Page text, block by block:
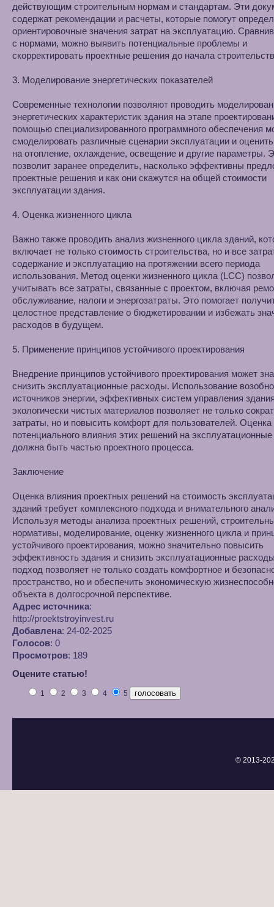
действующим строительным нормам и стандартам. Эти
содержат рекомендации и расчеты, которые помогут
ориентировочные значения затрат на эксплуатацию.
с нормами, можно выявить потенциальные проблемы и
скорректировать проектные решения до начала
3. Моделирование энергетических показателей
Современные технологии позволяют проводить
энергетических характеристик здания на этапе
помощью специализированного программного обеспечения
смоделировать различные сценарии эксплуатации и
на отопление, охлаждение, освещение и другие параметры.
позволит заранее определить, насколько эффективны
проектные решения и как они скажутся на общей стоимости
эксплуатации здания.
4. Оценка жизненного цикла
Важно также проводить анализ жизненного цикла зданий,
включает не только стоимость строительства, но и все
содержание и эксплуатацию на протяжении всего периода
использования. Метод оценки жизненного цикла (LCC)
учитывать все затраты, связанные с проектом, включая
обслуживание, налоги и энергозатраты. Это помогает
целостное представление о бюджетировании и избежать
расходов в будущем.
5. Применение принципов устойчивого проектирования
Внедрение принципов устойчивого проектирования может
снизить эксплуатационные расходы. Использование
источников энергии, эффективных систем управления
экологически чистых материалов позволяет не только
затраты, но и повысить комфорт для пользователей. Оценка
потенциального влияния этих решений на
должна быть частью проектного процесса.
Заключение
Оценка влияния проектных решений на стоимость
зданий требует комплексного подхода и внимательного
Используя методы анализа проектных решений,
нормативы, моделирование, оценку жизненного цикла и
устойчивого проектирования, можно значительно повысить
эффективность здания и снизить эксплуатационные
подход позволяет не только создать комфортное и
пространство, но и обеспечить экономическую
объекта в долгосрочной перспективе.
Адрес источника:
http://proektstroyinvest.ru
Добавлена: 24-02-2025
Голосов: 0
Просмотров: 189
Оцените статью!
1 2 3 4 5
© 2013-